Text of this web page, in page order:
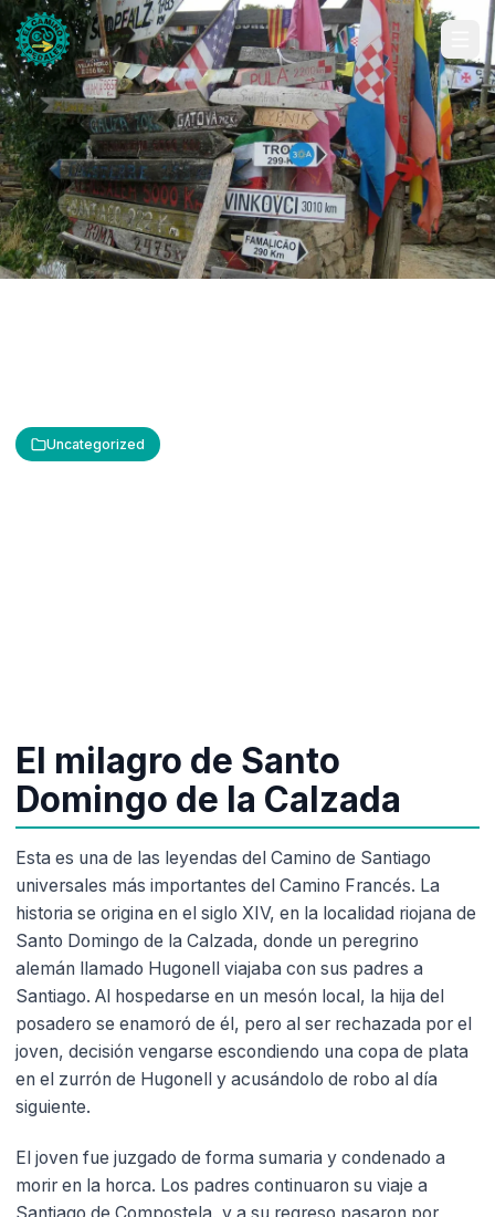
Uncategorized
El milagro de Santo
Domingo de la Calzada
Esta es una de las leyendas del Camino de Santiago
universales más importantes del Camino Francés. La
historia se origina en el siglo XIV, en la localidad riojana de
Santo Domingo de la Calzada, donde un peregrino
alemán llamado Hugonell viajaba con sus padres a
Santiago. Al hospedarse en un mesón local, la hija del
posadero se enamoró de él, pero al ser rechazada por el
joven, decisión vengarse escondiendo una copa de plata
en el zurrón de Hugonell y acusándolo de robo al día
siguiente.
El joven fue juzgado de forma sumaria y condenado a
morir en la horca. Los padres continuaron su viaje a